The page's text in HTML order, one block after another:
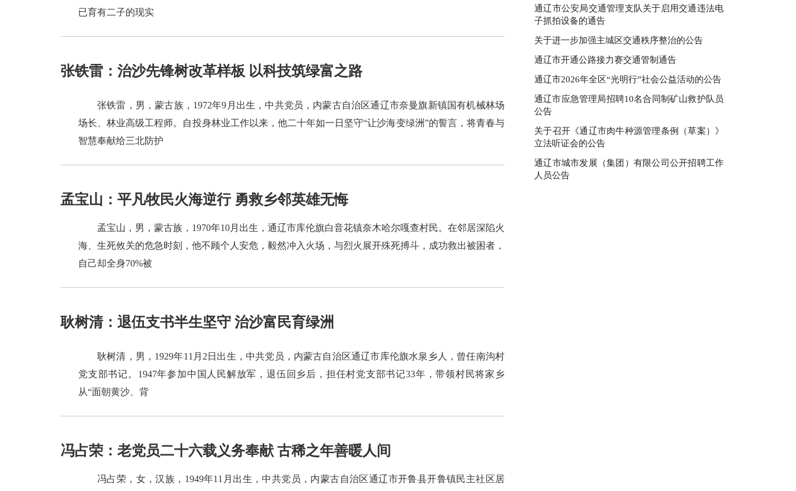
已育有二子的现实
张铁雷：治沙先锋树改革样板 以科技筑绿富之路
张铁雷，男，蒙古族，1972年9月出生，中共党员，内蒙古自治区通辽市奈曼旗新镇国有机械林场
场长、林业高级工程师。自投身林业工作以来，他二十年如一日坚守“让沙海变绿洲”的誓言，将青春与
智慧奉献给三北防护
孟宝山：平凡牧民火海逆行 勇救乡邻英雄无悔
孟宝山，男，蒙古族，1970年10月出生，通辽市库伦旗白音花镇奈木哈尔嘎查村民。在邻居深陷火
海、生死攸关的危急时刻，他不顾个人安危，毅然冲入火场，与烈火展开殊死搏斗，成功救出被困者，
自己却全身70%被
耿树清：退伍支书半生坚守 治沙富民育绿洲
耿树清，男，1929年11月2日出生，中共党员，内蒙古自治区通辽市库伦旗水泉乡人，曾任南沟村
党支部书记。1947年参加中国人民解放军，退伍回乡后，担任村党支部书记33年，带领村民将家乡
从“面朝黄沙、背
冯占荣：老党员二十六载义务奉献 古稀之年善暖人间
冯占荣，女，汉族，1949年11月出生，中共党员，内蒙古自治区通辽市开鲁县开鲁镇民主社区居
通辽市公安局交通管理支队关于启用交通违法电
子抓拍设备的通告
关于进一步加强主城区交通秩序整治的公告
通辽市开通公路接力赛交通管制通告
通辽市2026年全区“光明行”社会公益活动的公告
通辽市应急管理局招聘10名合同制矿山救护队员
公告
关于召开《通辽市肉牛种源管理条例（草案）》
立法听证会的公告
通辽市城市发展（集团）有限公司公开招聘工作
人员公告